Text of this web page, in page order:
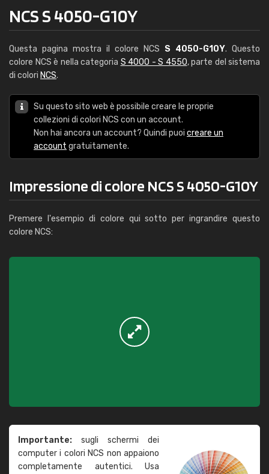
NCS S 4050-G10Y
Questa pagina mostra il colore NCS S 4050-G10Y. Questo
colore NCS è nella categoria S 4000 - S 4550, parte del sistema
di colori NCS.
Su questo sito web è possibile creare le proprie
collezioni di colori NCS con un account.
Non hai ancora un account? Quindi puoi creare un
account gratuitamente.
Impressione di colore NCS S 4050-G10Y
Premere l'esempio di colore qui sotto per ingrandire questo
colore NCS:
Importante: sugli schermi dei
computer i colori NCS non appaiono
completamente autentici. Usa